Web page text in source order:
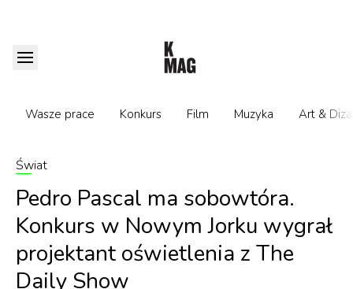
Wasze prace Konkurs Film Muzyka Art &
Świat
Pedro Pascal ma sobowtóra.
Konkurs w Nowym Jorku wygrał
projektant oświetlenia z The
Daily Show